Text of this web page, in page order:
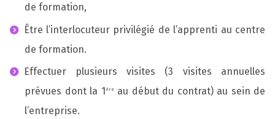
de formation,
Être l’interlocuteur privilégié de l’apprenti au centre
de formation.
Effectuer plusieurs visites (3 visites annuelles
prévues dont la 1 èreau début du contrat) au sein de
l’entreprise.